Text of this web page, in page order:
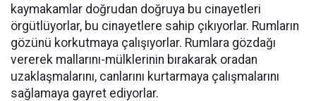
kaymakamlar doğrudan doğruya bu cinayetleri
örgütlüyorlar, bu cinayetlere sahip çıkıyorlar. Rumların
gözünü korkutmaya çalışıyorlar. Rumlara gözdağı
vererek mallarını-mülklerinin bırakarak oradan
uzaklaşmalarını, canlarını kurtarmaya çalışmalarını
sağlamaya gayret ediyorlar.